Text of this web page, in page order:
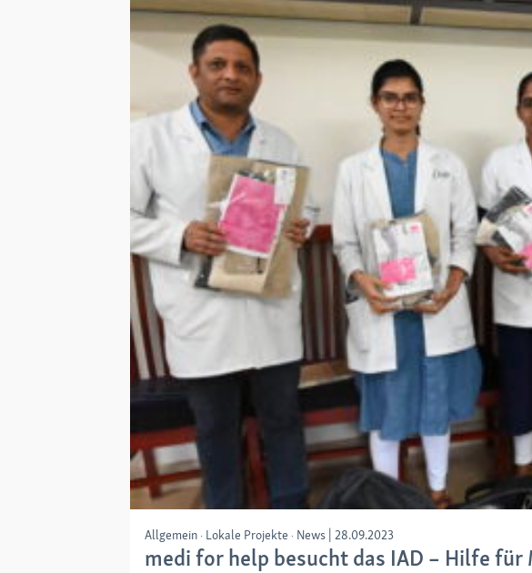
Allgemein Lokale Projekte News 28.09.2023
medi for help besucht das IAD – Hilfe